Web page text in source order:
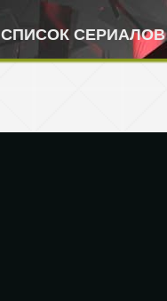
СПИСОК СЕРИАЛОВ